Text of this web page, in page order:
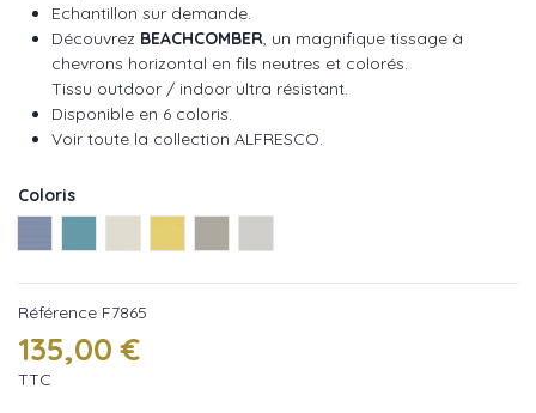
Echantillon sur demande.
Découvrez BEACHCOMBER , un magnifique tissage à
chevrons horizontal en fils neutres et colorés.
Tissu outdoor / indoor ultra résistant.
Disponible en 6 coloris.
Voir toute la collection ALFRESCO
Coloris
Référence F7865
135,00 €
TTC